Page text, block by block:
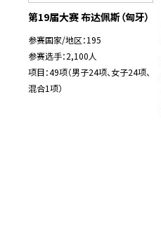
第19届大赛 布达佩斯（匈牙）
参赛国家/地区：195
参赛选手：2,100人
项目：49项（男子24项、女子24项、
混合1项）